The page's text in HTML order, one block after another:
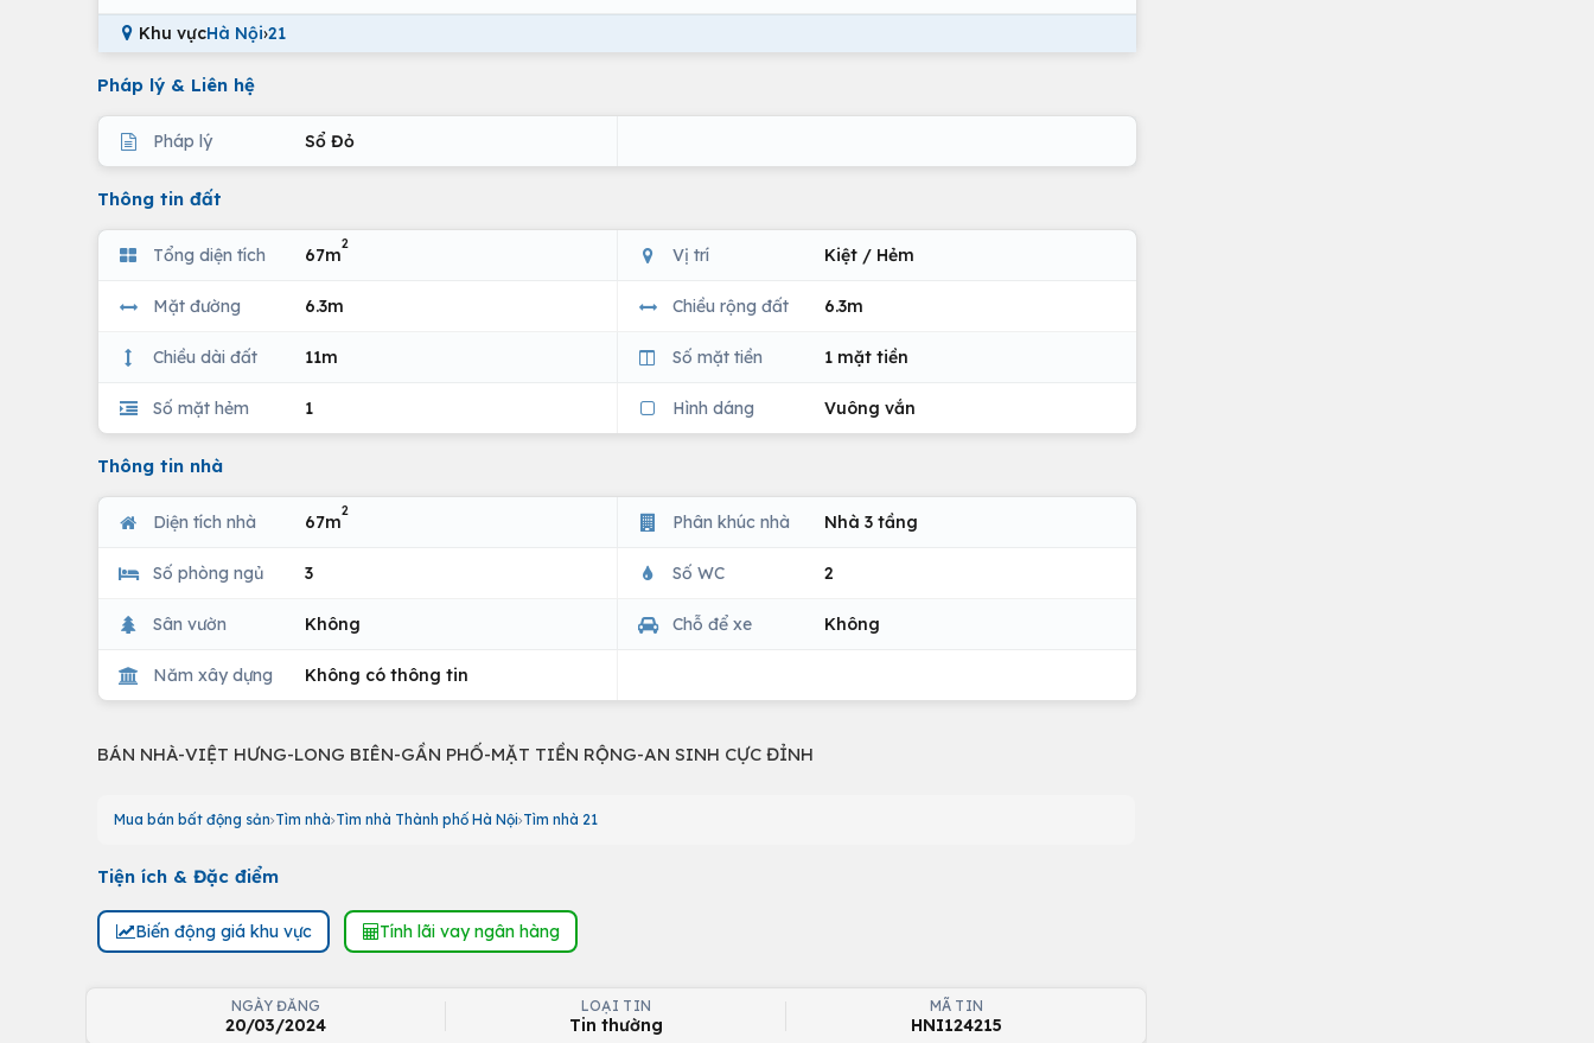
Khu vựcHà Nội›21
Pháp lý & Liên hệ
Pháp lý Sổ Đỏ
Thông tin đất
Tổng diện tích 67m
2
Vị trí Kiệt / Hẻm
Mặt đường 6.3m Chiều rộng đất 6.3m
Chiều dài đất 11m Số mặt tiền 1 mặt tiền
Số mặt hẻm 1 Hình dáng Vuông vắn
Thông tin nhà
Diện tích nhà 67m
2
Phân khúc nhà Nhà 3 tầng
Số phòng ngủ 3 Số WC 2
Sân vườn Không Chỗ để xe Không
Năm xây dựng Không có thông tin
BÁN NHÀ-VIỆT HƯNG-LONG BIÊN-GẦN PHỐ-MẶT TIỀN RỘNG-AN SINH CỰC ĐỈNH
Mua bán bất động sản Tìm nhà Tìm nhà Thành phố Hà Nội Tìm nhà 21
Tiện ích & Đặc điểm
Biến động giá khu vực Tính lãi vay ngân hàng
NGÀY ĐĂNG
20/03/2024
LOẠI TIN
Tin thường
MÃ TIN
HNI124215